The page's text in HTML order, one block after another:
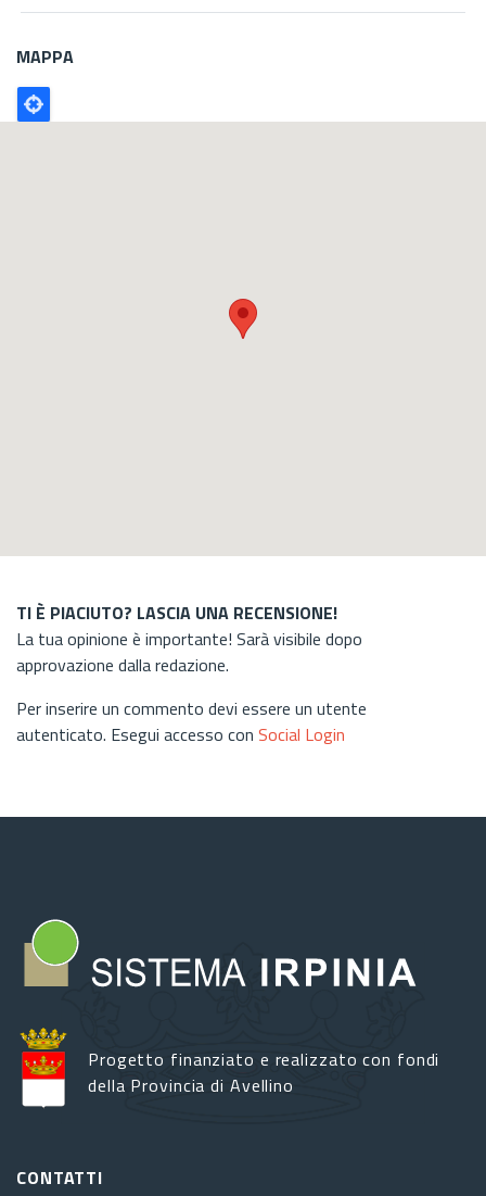
MAPPA
Poligono
GEO
TI È PIACIUTO? LASCIA UNA RECENSIONE!
La tua opinione è importante! Sarà visibile dopo
approvazione dalla redazione.
Per inserire un commento devi essere un utente
autenticato. Esegui accesso con Social Login
Progetto finanziato e realizzato con fondi
della Provincia di Avellino
CONTATTI